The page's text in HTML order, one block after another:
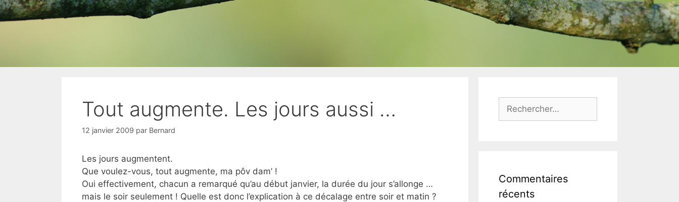
Tout augmente. Les jours aussi …
12 janvier 2009 par Bernard
Les jours augmentent.
Que voulez-vous, tout augmente, ma pôv dam’ !
Oui effectivement, chacun a remarqué qu’au début janvier, la durée du jour s’allonge …
mais le soir seulement ! Quelle est donc l’explication à ce décalage entre soir et matin ?
Commentaires
récents